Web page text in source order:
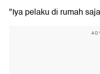
"Iya pelaku di rumah